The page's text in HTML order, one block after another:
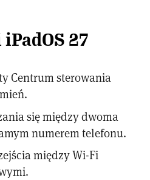
iPadOS 27
Centrum sterowania
się między dwoma
numerem telefonu.
między Wi-Fi